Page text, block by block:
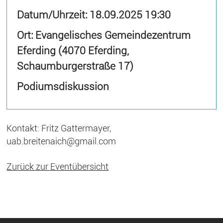
Datum/Uhrzeit: 18.09.2025 19:30
Ort: Evangelisches Gemeindezentrum
Eferding (4070 Eferding,
Schaumburgerstraße 17)
Podiumsdiskussion
Kontakt: Fritz Gattermayer,
uab.breitenaich@gmail.com
Zurück zur Eventübersicht